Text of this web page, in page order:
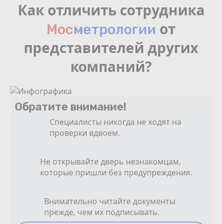
Как отличить сотрудника
Мосмeтрологии от
представителей других
компаний?
Обратите внимание!
Специалисты никогда не ходят на
проверки вдвоем.
Не открывайте дверь незнакомцам,
которые пришли без предупреждения.
Внимательно читайте документы
прежде, чем их подписывать.